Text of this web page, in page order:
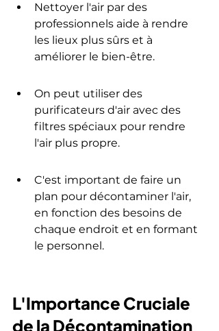
Nettoyer l'air par des
professionnels aide à rendre
les lieux plus sûrs et à
améliorer le bien-être.
On peut utiliser des
purificateurs d'air avec des
filtres spéciaux pour rendre
l'air plus propre.
C'est important de faire un
plan pour décontaminer l'air,
en fonction des besoins de
chaque endroit et en formant
le personnel.
L'Importance Cruciale
de la Décontamination